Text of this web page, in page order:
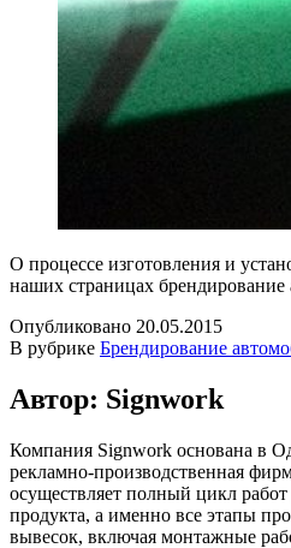
О процессе изготовления и
наших страницах брендирование
Опубликовано 20.05.2015
В рубрике Брендирование
Автор: Signwork
Компания Signwork основана в
рекламно-производственная
осуществляет полный цикл работ
продукта, а именно все этапы
вывесок, включая монтажные